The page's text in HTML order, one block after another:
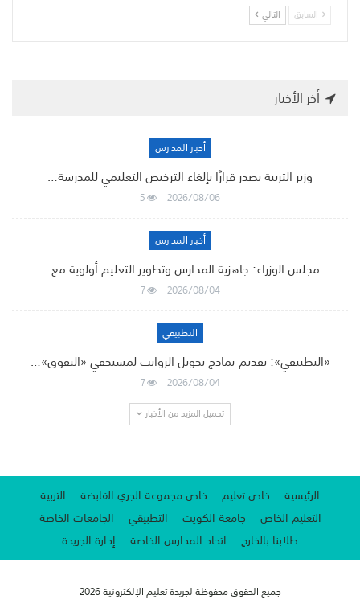
السابق التالي
أخر الأخبار
أخبار المدارس
وزير التربية يصدر قرارًا بإلغاء الترخيص التعليمي للمدرسة…
2026/08/06
5
أخبار المدارس
مجلس الوزراء: جاهزية المدارس وتطوير التعليم أولوية مع…
2026/08/04
7
التطبيقي
«التطبيقي»: تقديم نماذج تحويل الرواتب لمستحقي «التفوق»…
2026/08/04
7
تحميل المزيد من الأخبار
الرئيسية خاص تعليم خاص مجموعة الجري القابضة
التربية
التعليم الخاص
جامعة الكويت التطبيقي
الجامعات الخاصة
طلابنا بالخارج
اتحاد المدارس الخاصة إدارة الجريدة
جميع الحقوق محفوظة لجريدة تعليم الإلكترونية 2026